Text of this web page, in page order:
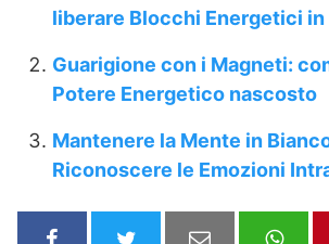
liberare Blocchi Energetici
Guarigione con i Magneti:
Potere Energetico nascosto
Mantenere la Mente in
Riconoscere le Emozioni